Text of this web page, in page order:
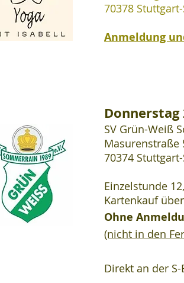
70378
Anmeldung
Donnerstag
SV Grün-Weiß
Masurenstraße
70374
Einzelstunde
Kartenkauf
Ohne
(nicht in den
Direkt an der